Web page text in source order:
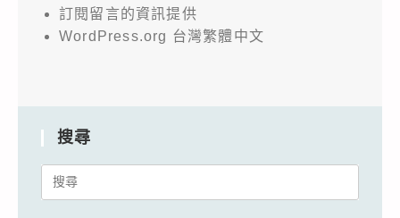
訂閱留言的資訊提供
WordPress.org 台灣繁體中文
搜尋
Search